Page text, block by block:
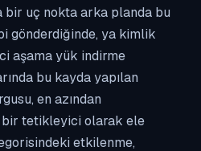
bir uç nokta arka planda bu
gönderdiğinde, ya kimlik
aşama yük indirme
bu kayda yapılan
en azından
bir tetikleyici olarak ele
etkilenme,